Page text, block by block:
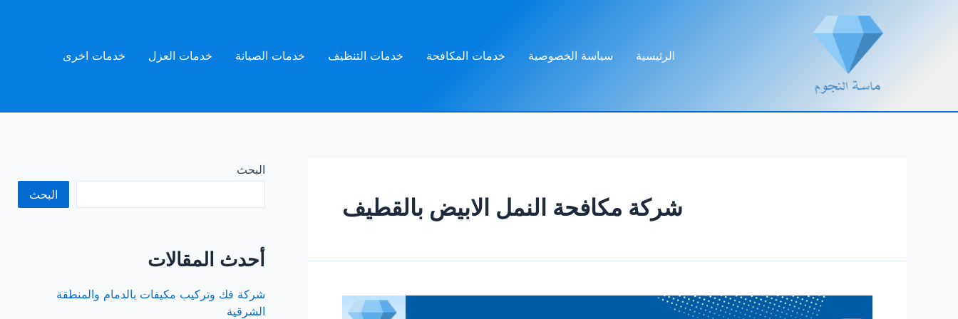
الرئيسية
سياسة الخصوصية خدمات المكافحة خدمات التنظيف خدمات الصيانة خدمات العزل خدمات اخرى
شركة مكافحة النمل الابيض بالقطيف
البحث
البحث
أحدث المقالات
شركة فك وتركيب مكيفات بالدمام والمنطقة
الشرقية